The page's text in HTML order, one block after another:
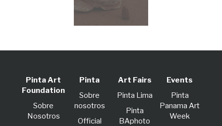
Pinta Art
Foundation
Sobre
Nosotros
Pinta
Sobre
nosotros
Official
Art Fairs
Pinta Lima
Pinta
BAphoto
Events
Pinta
Panama Art
Week